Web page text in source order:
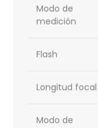
Modo de
medición
Flash
Longitud focal
Modo de